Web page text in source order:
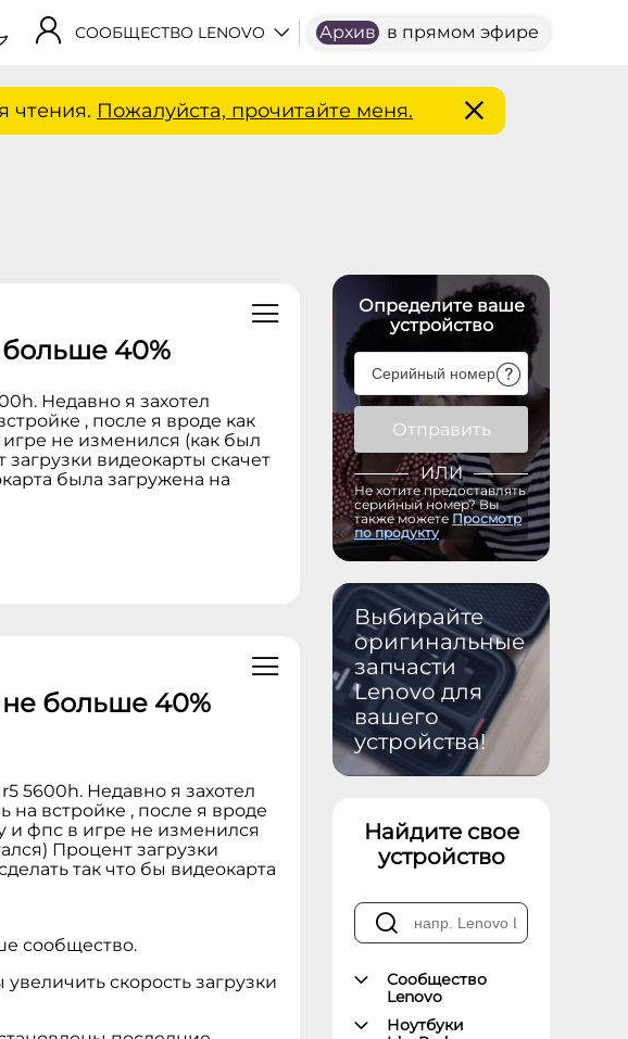
СООБЩЕСТВО LENOVO Архив в прямом эфире
чтения. Пожалуйста, прочитайте меня.
больше 40%
Недавно я захотел
, после я вроде как
не изменился (как был
видеокарты скачет
была загружена на
не больше 40%
5600h. Недавно я захотел
на встройке , после я вроде
и фпс в игре не изменился
Процент загрузки
так что бы видеокарта
сообщество.
скорость загрузки
Определите ваше
устройство
Отправить
ИЛИ
Не хотите предоставлять
серийный номер? Вы
также можете Просмотр
по продукту
Выбирайте
оригинальные
запчасти
Lenovo для
вашего
устройства!
Найдите свое
устройство
Сообщество
Lenovo
Ноутбуки